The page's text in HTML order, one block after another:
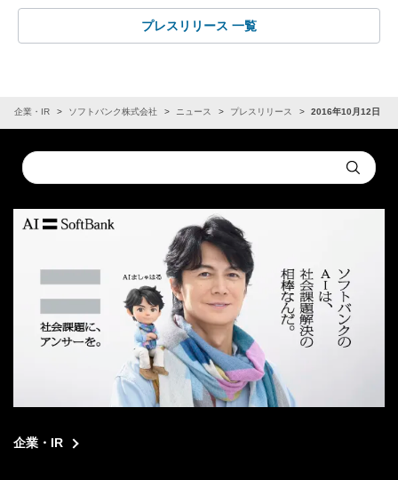
プレスリリース 一覧
企業・IR ソフトバンク株式会社 ニュース プレスリリース 2016年10月12日
Conduct
a
Submit
企業・IR